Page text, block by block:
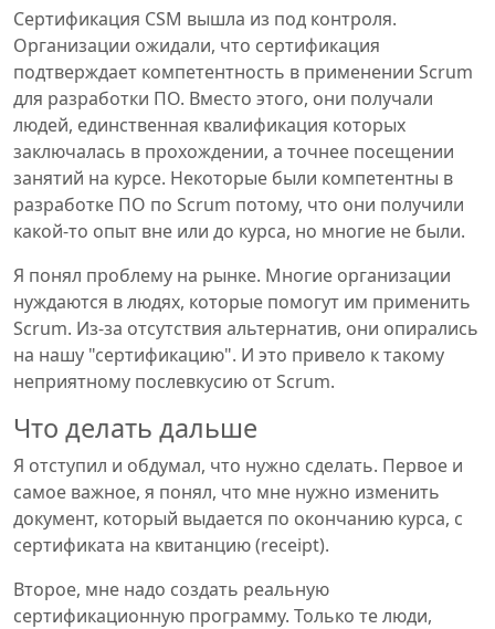
Сертификация CSM вышла из под контроля.
Организации ожидали, что сертификация
подтверждает компетентность в применении Scrum
для разработки ПО. Вместо этого, они получали
людей, единственная квалификация которых
заключалась в прохождении, а точнее посещении
занятий на курсе. Некоторые были компетентны в
разработке ПО по Scrum потому, что они получили
какой-то опыт вне или до курса, но многие не были.
Я понял проблему на рынке. Многие организации
нуждаются в людях, которые помогут им применить
Scrum. Из-за отсутствия альтернатив, они опирались
на нашу "сертификацию". И это привело к такому
неприятному послевкусию от Scrum.
Что делать дальше
Я отступил и обдумал, что нужно сделать. Первое и
самое важное, я понял, что мне нужно изменить
документ, который выдается по окончанию курса, с
сертификата на квитанцию (receipt).
Второе, мне надо создать реальную
сертификационную программу. Только те люди,